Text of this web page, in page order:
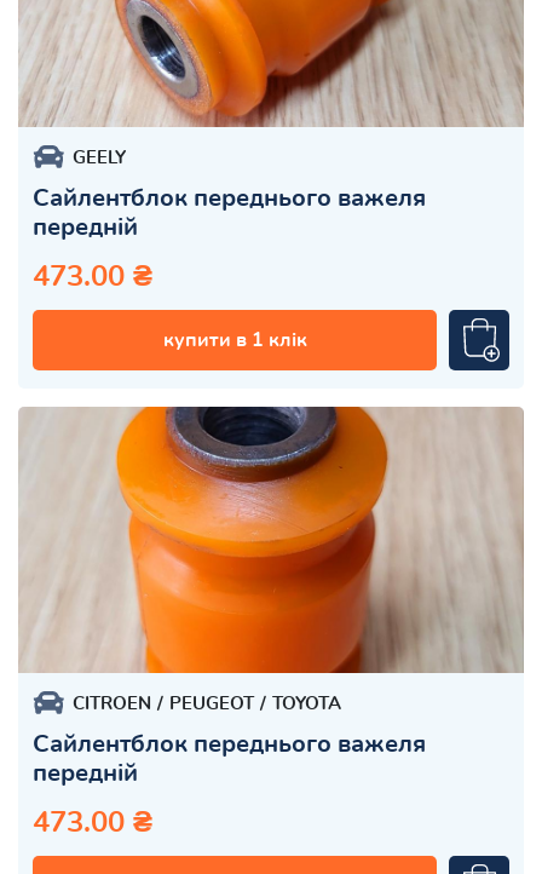
GEELY
Сайлентблок переднього важеля
передній
473.00 ₴
купити в 1 клік
CITROEN PEUGEOT TOYOTA
Сайлентблок переднього важеля
передній
473.00 ₴